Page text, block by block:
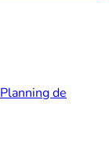
Planning de